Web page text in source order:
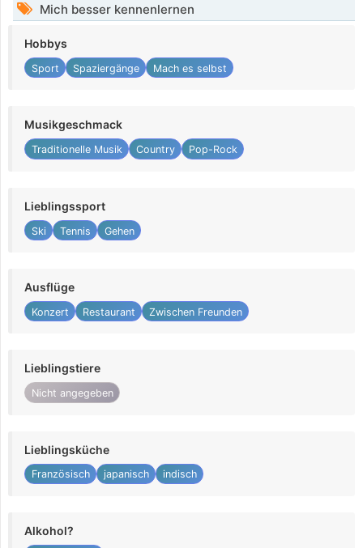
Mich besser kennenlernen
Hobbys
Sport Spaziergänge Mach es selbst
Musikgeschmack
Traditionelle Musik Country Pop-Rock
Lieblingssport
Ski Tennis Gehen
Ausflüge
Konzert Restaurant Zwischen Freunden
Lieblingstiere
Nicht angegeben
Lieblingsküche
Französisch japanisch indisch
Alkohol?